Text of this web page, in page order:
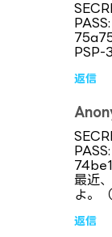
PASS:
PSP-
返信
PASS:
最近
よ。
返信